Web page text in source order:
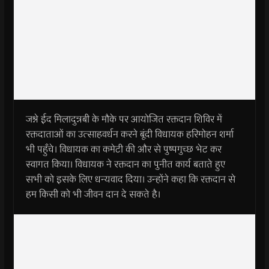
जश्ने ईद मिलादुन्नबी के मौके पर आयोजित रक्तदान शिविर में
रक्तदाताओं का उत्साहवर्धन करने बूंदी विधायक हरिमोहन शर्मा
भी पहुँचे। विधायक का कमेटी की और से पुष्पगुच्छ भेट कर
स्वागत किया। विधायक ने रक्तदान का पुनीत कार्य बताते हुए
सभी को इसके लिए धन्यवाद दिया। उन्होंने कहा कि रक्तदान से
हम किसी को भी जीवन दान दे सकते है।